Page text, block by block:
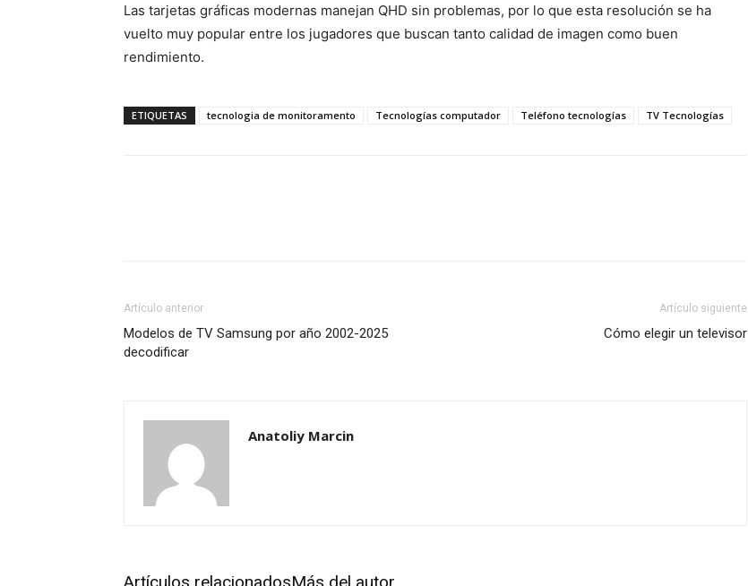
Las tarjetas gráficas modernas manejan QHD sin problemas, por lo que esta resolución se ha
vuelto muy popular entre los jugadores que buscan tanto calidad de imagen como buen
rendimiento.
ETIQUETAS tecnologia de monitoramento Tecnologías computador Teléfono tecnologías TV Tecnologías
Artículo anterior
Modelos de TV Samsung por año 2002-2025
decodificar
Artículo siguiente
Cómo elegir un televisor
Anatoliy Marcin